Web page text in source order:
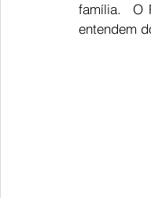
família.  O
entendem